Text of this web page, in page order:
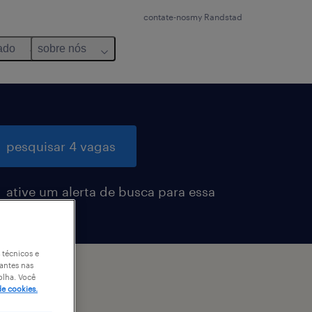
contate-nosmy Randstad
sobre nós
pesquisar 4 vagas
ative um alerta de busca para essa
técnicos e
nas
Você
cookies.